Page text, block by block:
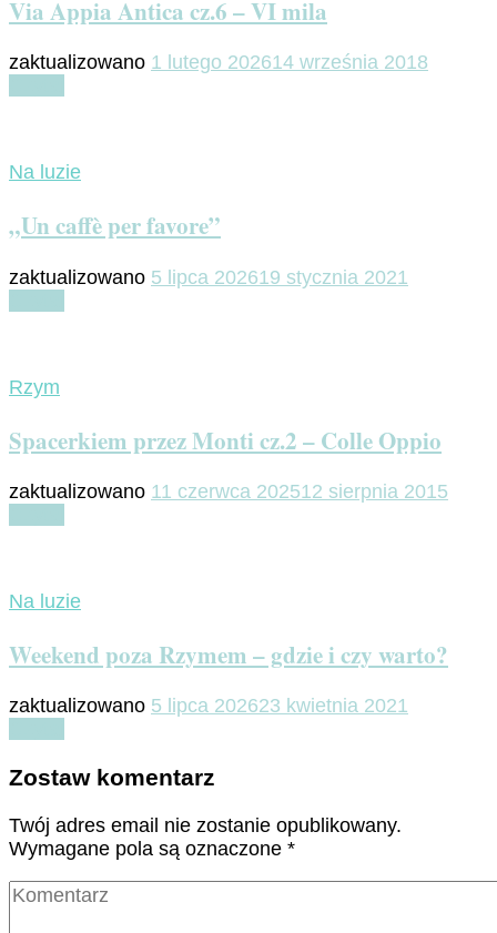
Via Appia Antica cz.6 – VI mila
zaktualizowano 1 lutego 202614 września 2018
Na luzie
„Un caffè per favore”
zaktualizowano 5 lipca 202619 stycznia 2021
Rzym
Spacerkiem przez Monti cz.2 – Colle Oppio
zaktualizowano 11 czerwca 202512 sierpnia 2015
Na luzie
Weekend poza Rzymem – gdzie i czy warto?
zaktualizowano 5 lipca 202623 kwietnia 2021
Zostaw komentarz
Twój adres email nie zostanie opublikowany.
Wymagane pola są oznaczone *